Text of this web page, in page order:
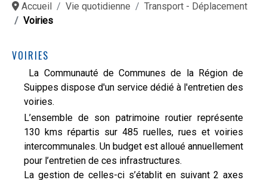
Accueil Vie quotidienne
Transport - Déplacement
Voiries
VOIRIES
La Communauté de Communes de la Région de
Suippes dispose d'un service dédié à l'entretien des
voiries.
L’ensemble de son patrimoine routier représente
130 kms répartis sur 485 ruelles, rues et voiries
intercommunales. Un budget est alloué annuellement
pour l’entretien de ces infrastructures.
La gestion de celles-ci s’établit en suivant 2 axes